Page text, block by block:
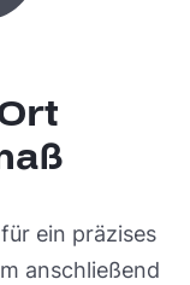
ein präzises
anschließend